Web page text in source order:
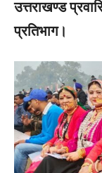
उत्तराखण्ड
प्रतिभाग।